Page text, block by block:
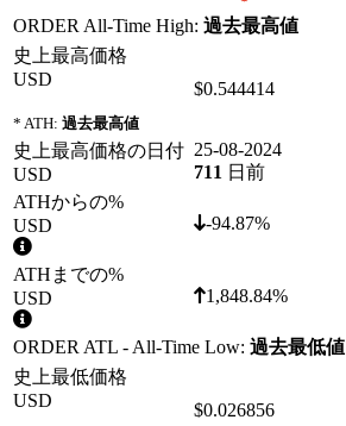
ORDER All-Time High: 過去最高値
史上最高価格
USD
* ATH: 過去最高値
$0.544414
史上最高価格の日付
USD
25-08-2024
711 日前
ATHからの%
USD
-94.87%
ATHまでの%
USD
1,848.84%
ORDER ATL - All-Time Low: 過去最低値
史上最低価格
USD
$0.026856